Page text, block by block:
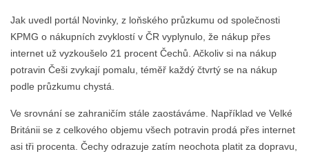
Jak uvedl portál Novinky, z loňského průzkumu od společnosti
KPMG o nákupních zvyklostí v ČR vyplynulo, že nákup přes
internet už vyzkoušelo 21 procent Čechů. Ačkoliv si na nákup
potravin Češi zvykají pomalu, téměř každý čtvrtý se na nákup
podle průzkumu chystá.
Ve srovnání se zahraničím stále zaostáváme. Například ve Velké
Británii se z celkového objemu všech potravin prodá přes internet
asi tři procenta. Čechy odrazuje zatím neochota platit za dopravu,